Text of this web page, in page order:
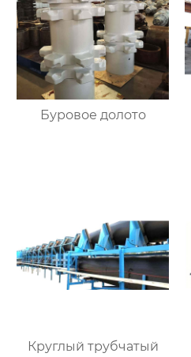
Буровое долото
Круглый трубчатый